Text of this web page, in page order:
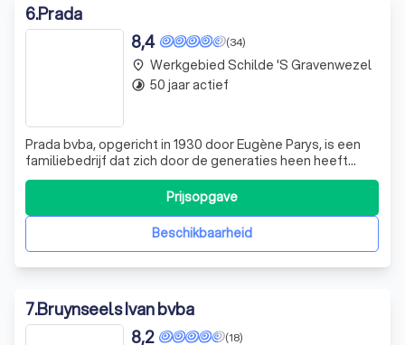
6.Prada
(34)
8,4
Prada bvba, opgericht in 1930 door Eugène Parys, is een
familiebedrijf dat zich door de generaties heen heeft
ontwikkeld en aangepast aan de veranderende behoeften
van de klant. Oorspronkelijk gericht op de horeca, heeft
het bedrijf zich onder leiding van Maurice Parys uitgebreid
met de levering en
Beschikbaarheid
Prijsopgave
place Werkgebied Schilde 's Gravenwezel
timelapse 50 jaar actief
7.Bruynseels Ivan bvba
(18)
8,2